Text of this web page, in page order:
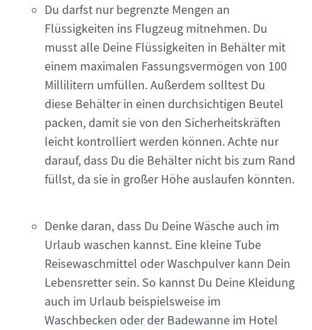
Du darfst nur begrenzte Mengen an
Flüssigkeiten ins Flugzeug mitnehmen. Du
musst alle Deine Flüssigkeiten in Behälter mit
einem maximalen Fassungsvermögen von 100
Millilitern umfüllen. Außerdem solltest Du
diese Behälter in einen durchsichtigen Beutel
packen, damit sie von den Sicherheitskräften
leicht kontrolliert werden können. Achte nur
darauf, dass Du die Behälter nicht bis zum Rand
füllst, da sie in großer Höhe auslaufen könnten.
Denke daran, dass Du Deine Wäsche auch im
Urlaub waschen kannst. Eine kleine Tube
Reisewaschmittel oder Waschpulver kann Dein
Lebensretter sein. So kannst Du Deine Kleidung
auch im Urlaub beispielsweise im
Waschbecken oder der Badewanne im Hotel